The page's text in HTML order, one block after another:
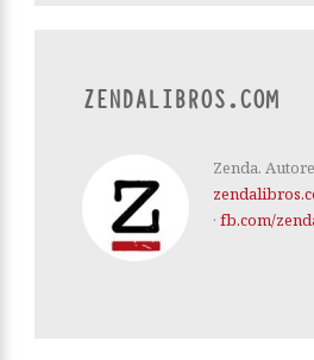
ZENDALIBROS.COM
Zenda.
· fb.com/